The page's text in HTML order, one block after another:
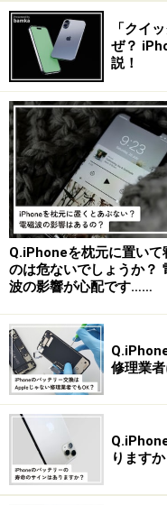
キヤノン、ニコンも
ますが、市場シェア
ーのα7シリーズは、
小型で使いやすいフ
てきました。そのα7
デルがα7Cです。ソ
の中で人気機種の「
小型化したモデルで
フルサイズ対応のハ
ました。
高機能な小型ド
「DJI Mini 2」と「DJI
2021年は高機能な小
「クイ
ぜ？
説！
Q.iPhoneを枕元に置いて
のは危ないでしょうか？
波の影響が心配です……
修理業
りますか